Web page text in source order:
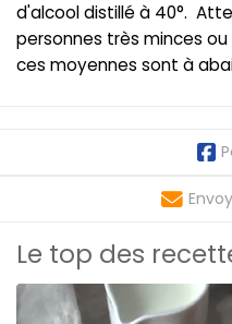
d'alcool distillé à 40°.
personnes très minces
ces moyennes sont à
Le top des